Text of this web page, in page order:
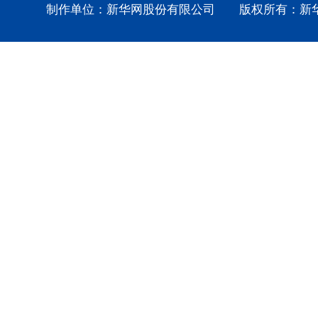
制作单位：新华网股份有限公司 版权所有：新